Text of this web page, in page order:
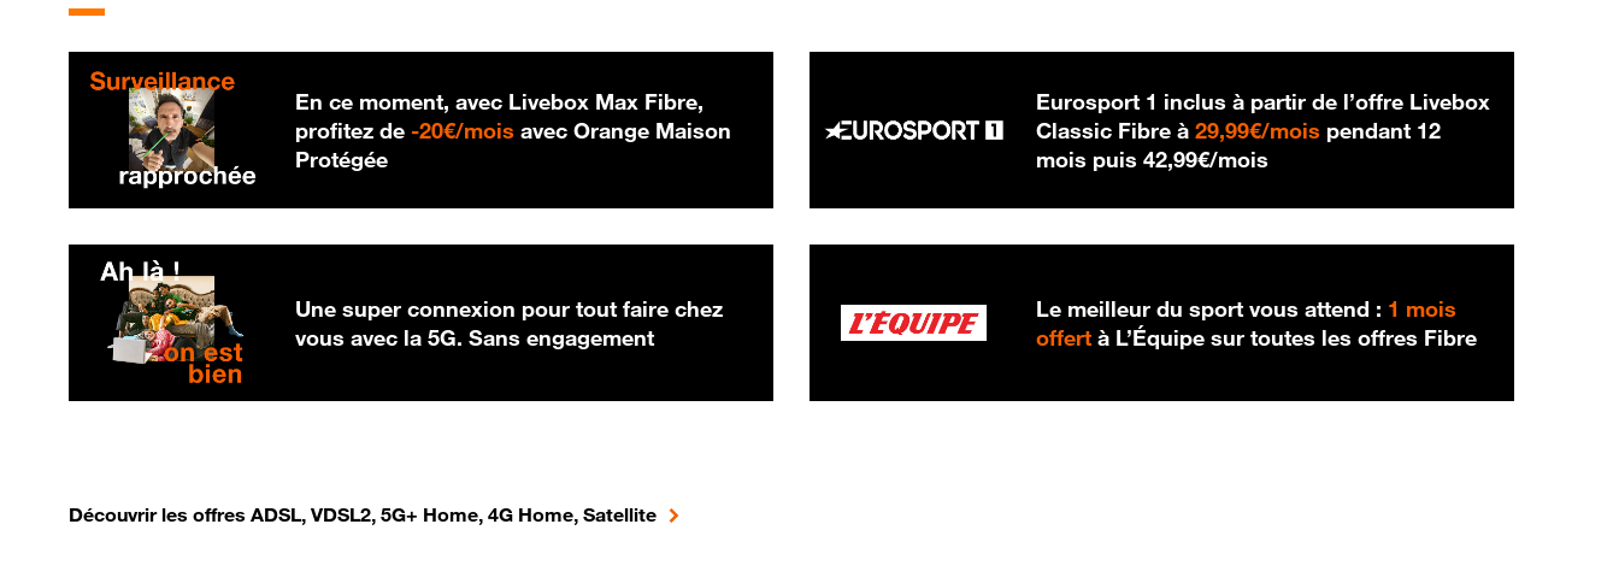
En ce moment, avec Livebox Max Fibre,
profitez de -20€/mois 20 € par mois
avec Orange Maison
Protégée
Eurosport 1 inclus à partir de l’offre Livebox
Classic Fibre à29,99€/mois 29,99 € par mois
pendant 12
mois puis42,99€/mois
Une super connexion pour tout faire chez
vous avec la 5G. Sans engagement
Le meilleur du sport vous attend : 1 mois
offert à L’Équipe sur toutes les offres Fibre
Découvrir les offres ADSL, VDSL2, 5G+ Home, 4G Home, Satellite